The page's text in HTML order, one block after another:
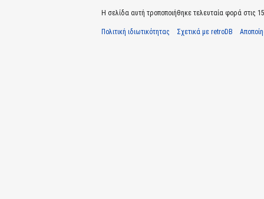
Η σελίδα αυτή τροποποιήθηκε τελευταία φορά στις
Πολιτική ιδιωτικότητας Σχετικά με retroDB